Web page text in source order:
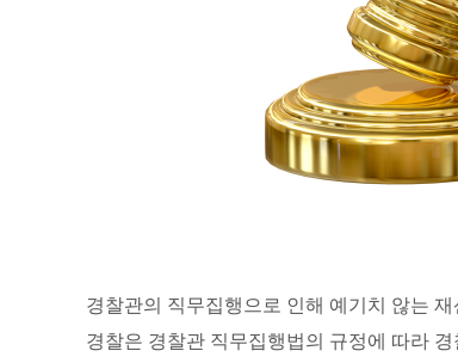
경찰관의 직무집행으로 인해 예기치 않는
경찰은 경찰관 직무집행법의 규정에 따라